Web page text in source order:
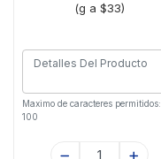
(g a $33)
Maximo de caracteres permitidos:
100